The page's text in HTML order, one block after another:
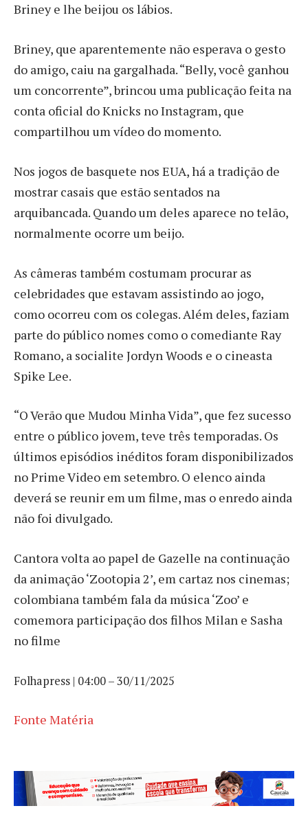
Briney e lhe beijou os lábios.
Briney, que aparentemente não esperava o gesto
do amigo, caiu na gargalhada. “Belly, você ganhou
um concorrente”, brincou uma publicação feita na
conta oficial do Knicks no Instagram, que
compartilhou um vídeo do momento.
Nos jogos de basquete nos EUA, há a tradição de
mostrar casais que estão sentados na
arquibancada. Quando um deles aparece no telão,
normalmente ocorre um beijo.
As câmeras também costumam procurar as
celebridades que estavam assistindo ao jogo,
como ocorreu com os colegas. Além deles, faziam
parte do público nomes como o comediante Ray
Romano, a socialite Jordyn Woods e o cineasta
Spike Lee.
“O Verão que Mudou Minha Vida”, que fez sucesso
entre o público jovem, teve três temporadas. Os
últimos episódios inéditos foram disponibilizados
no Prime Video em setembro. O elenco ainda
deverá se reunir em um filme, mas o enredo ainda
não foi divulgado.
Cantora volta ao papel de Gazelle na continuação
da animação ‘Zootopia 2’, em cartaz nos cinemas;
colombiana também fala da música ‘Zoo’ e
comemora participação dos filhos Milan e Sasha
no filme
Folhapress | 04:00 – 30/11/2025
Fonte Matéria